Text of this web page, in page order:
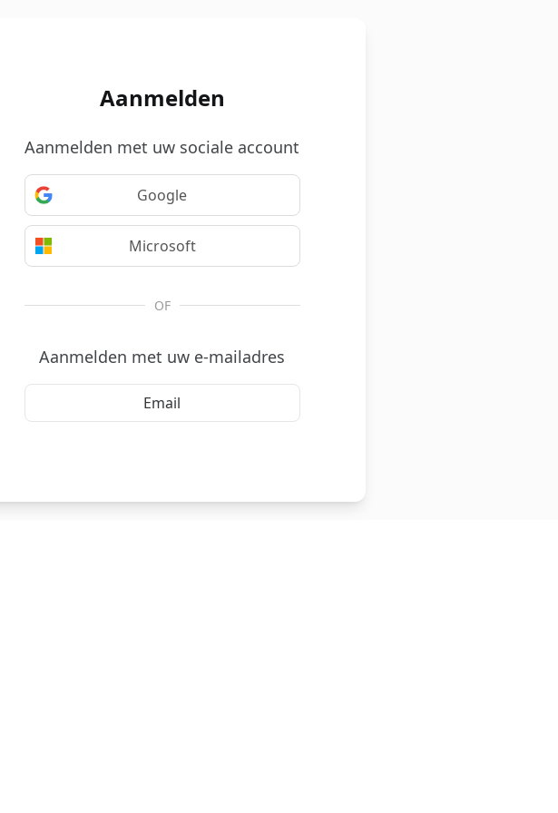
Aanmelden
Aanmelden met uw sociale account
Google
Microsoft
OF
Aanmelden met uw e-mailadres
Email